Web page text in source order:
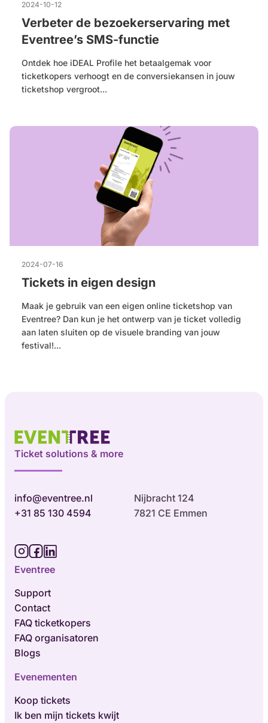
2024-10-12
Verbeter de bezoekerservaring met
Eventree’s SMS-functie
Ontdek hoe iDEAL Profile het betaalgemak voor
ticketkopers verhoogt en de conversiekansen in jouw
ticketshop vergroot...
2024-07-16
Tickets in eigen design
Maak je gebruik van een eigen online ticketshop van
Eventree? Dan kun je het ontwerp van je ticket volledig
aan laten sluiten op de visuele branding van jouw
festival!...
Ticket solutions & more
info@eventree.nl
+31 85 130 4594
Nijbracht 124
7821 CE Emmen
Eventree
Support
Contact
FAQ ticketkopers
FAQ organisatoren
Blogs
Evenementen
Koop tickets
Ik ben mijn tickets kwijt